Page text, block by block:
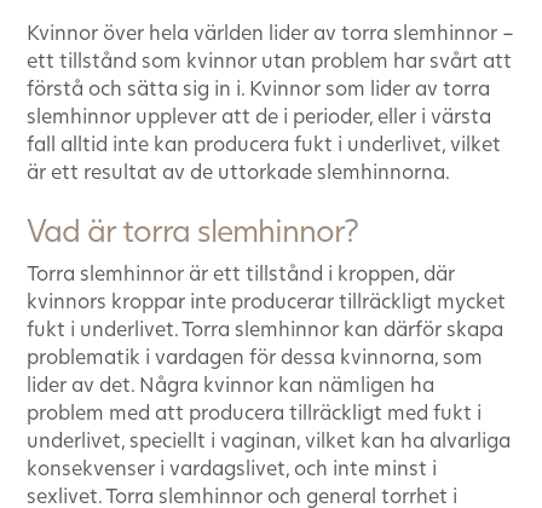
Kvinnor över hela världen lider av torra slemhinnor –
ett tillstånd som kvinnor utan problem har svårt att
förstå och sätta sig in i. Kvinnor som lider av torra
slemhinnor upplever att de i perioder, eller i värsta
fall alltid inte kan producera fukt i underlivet, vilket
är ett resultat av de uttorkade slemhinnorna.
Vad är torra slemhinnor?
Torra slemhinnor är ett tillstånd i kroppen, där
kvinnors kroppar inte producerar tillräckligt mycket
fukt i underlivet. Torra slemhinnor kan därför skapa
problematik i vardagen för dessa kvinnorna, som
lider av det. Några kvinnor kan nämligen ha
problem med att producera tillräckligt med fukt i
underlivet, speciellt i vaginan, vilket kan ha alvarliga
konsekvenser i vardagslivet, och inte minst i
sexlivet. Torra slemhinnor och general torrhet i